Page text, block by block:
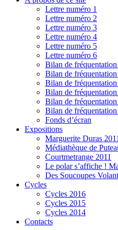
Lettre numéro 1
Lettre numéro 2
Lettre numéro 3
Lettre numéro 4
Lettre numéro 5
Lettre numéro 6
Bilan de
Bilan de
Bilan de
Bilan de
Bilan de
Bilan de
Fonds d’écran
Expositions
Marguerite Duras 2011
Médiathèque de
Courtmetrange 2011
Le polar s’affiche !
Des Soucoupes
Cycles
Cycles 2016
Cycles 2015
Cycles 2014
Contacts